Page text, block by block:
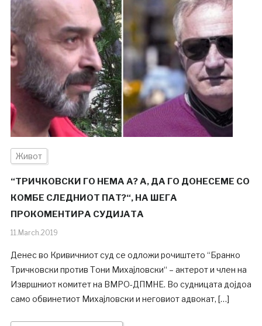
Живот
“ТРИЧКОВСКИ ГО НЕМА А? А, ДА ГО ДОНЕСЕМЕ СО
КОМБЕ СЛЕДНИОТ ПАТ?“, НА ШЕГА
ПРОКОМЕНТИРА СУДИЈАТА
11.March.2019
Денес во Кривичниот суд се одложи рочиштето “Бранко
Тричковски против Тони Михајловски“ – актерот и член на
Извршниот комитет на ВМРО-ДПМНЕ. Во судницата дојдоа
само обвинетиот Михајловски и неговиот адвокат, […]